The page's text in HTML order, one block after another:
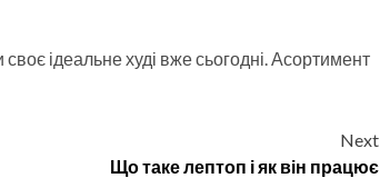
ідеальне худі вже сьогодні. Асортимент
Next
Що таке лептоп і як він працює